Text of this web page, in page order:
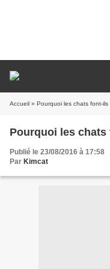
Accueil » Pourquoi les chats font-ils
Pourquoi les chats
Publié le 23/08/2016 à 17:58
Par Kimcat